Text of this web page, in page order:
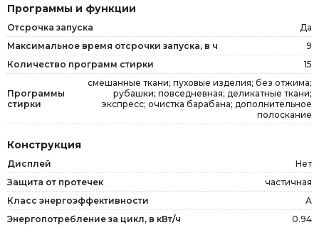
Программы и функции
Отсрочка запуска
Да
Максимальное время отсрочки запуска, в ч
9
Количество программ стирки
15
Программы
стирки
смешанные ткани; пуховые изделия; без отжима;
рубашки; повседневная; деликатные ткани;
экспресс; очистка барабана; дополнительное
полоскание
Конструкция
Дисплей
Нет
Защита от протечек
частичная
Класс энергоэффективности
A
Энергопотребление за цикл, в кВт/ч
0.94